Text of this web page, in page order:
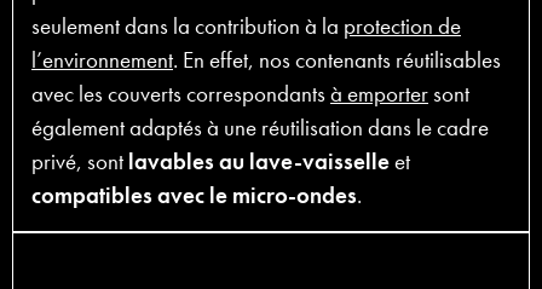
seulement dans la contribution à la protection de
l’environnement. En effet, nos contenants réutilisables
avec les couverts correspondantsà emportersont
également adaptés à une réutilisation dans le cadre
privé, sont lavables au lave-vaisselleet
compatibles avec le micro-ondes.